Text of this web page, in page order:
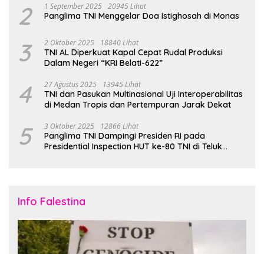
2 1 September 2025 20945 Lihat
Panglima TNI Menggelar Doa Istighosah di Monas
3 2 Oktober 2025 18840 Lihat
TNI AL Diperkuat Kapal Cepat Rudal Produksi
Dalam Negeri “KRI Belati-622”
4 27 Agustus 2025 13945 Lihat
TNI dan Pasukan Multinasional Uji Interoperabilitas
di Medan Tropis dan Pertempuran Jarak Dekat
5 3 Oktober 2025 12866 Lihat
Panglima TNI Dampingi Presiden RI pada
Presidential Inspection HUT ke-80 TNI di Teluk
Info Falestina